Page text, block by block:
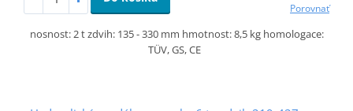
Porovnať
nosnost: 2 t zdvih: 135 - 330 mm hmotnost: 8,5 kg homologace:
TÜV, GS, CE